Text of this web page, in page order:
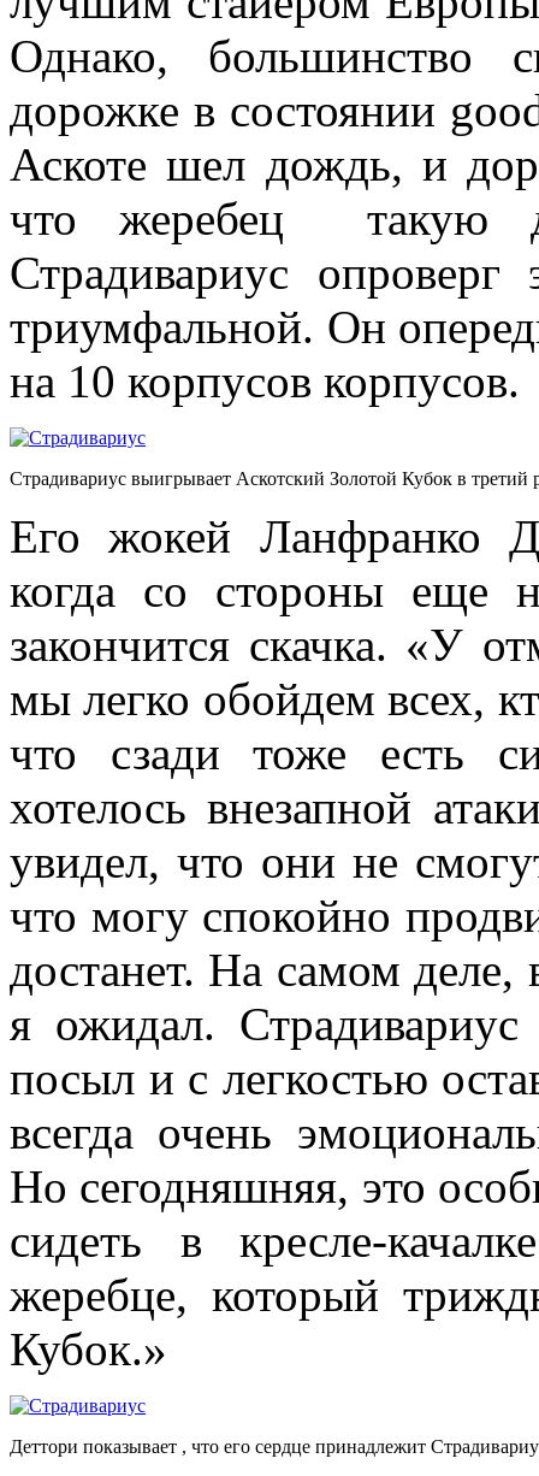
Однако, большинство
дорожке в состоянии
Аскоте шел дождь, и
что жеребец такую
Страдивариус
триумфальной. Он
на 10 корпусов корпусов.
Страдивариус выигрывает Аскотский Золотой Кубок в третий
Его жокей Ланфранко
когда со стороны еще
закончится скачка. «У
мы легко обойдем всех,
что сзади тоже есть
хотелось внезапной
увидел, что они не
что могу спокойно
достанет. На самом
я ожидал. Страдивариус
посыл и с легкостью
всегда очень
Но сегодняшняя, это
сидеть в кресле-
жеребце, который
Кубок.»
Деттори показывает , что его сердце принадлежит